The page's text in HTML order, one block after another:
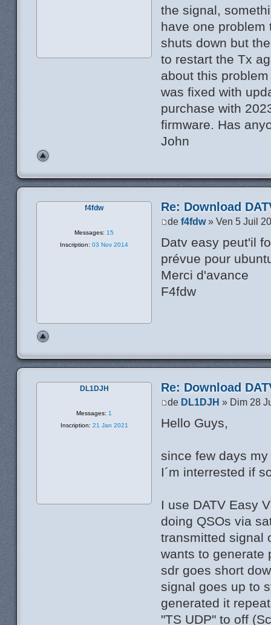
the signal,
have one problem
shuts down but
to restart the Tx
about this
was fixed with
purchase with
firmware. Has
John
Re: Download
def4fdw» Ven 5 Juil
Datv easy peut'il
prévue pour
Merci d'avance
F4fdw
f4fdw
Messages: 15
Inscription: 03 Nov 2014
Re: Download
de DL1DJH » Dim 28
Hello Guys,
since few days
I´m interrested if
I use DATV Easy
doing QSOs via
transmitted signal
wants to generate
sdr goes short
signal goes up to
generated it
"TS UDP" to off
DL1DJH
Messages: 1
Inscription: 21 Jan 2021